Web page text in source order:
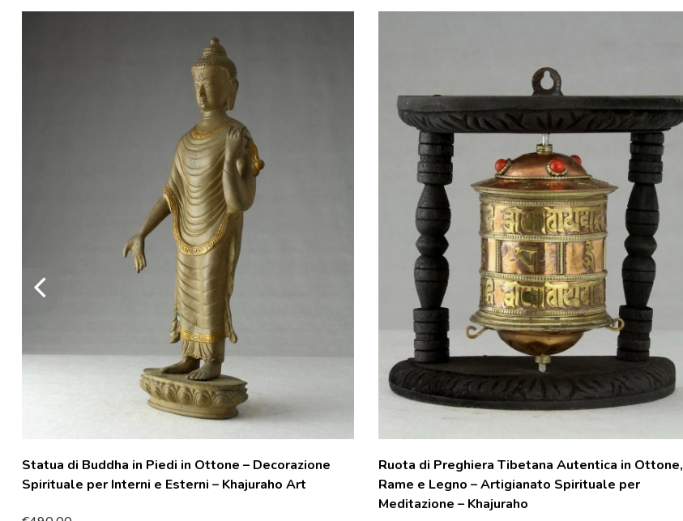
Statua di Buddha in Piedi in Ottone – Decorazione
Spirituale per Interni e Esterni – Khajuraho Art
Ruota di Preghiera Tibetana Autentica in Ottone,
Rame e Legno – Artigianato Spirituale per
Meditazione – Khajuraho